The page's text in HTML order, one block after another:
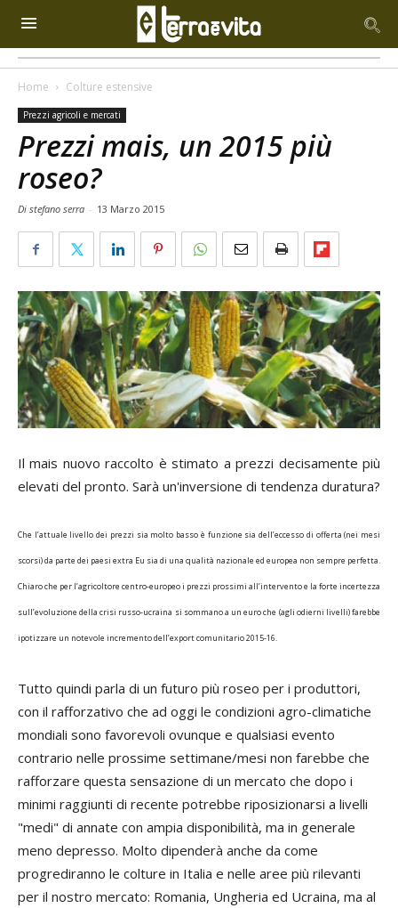
Home Colture estensive
Prezzi agricoli e mercati
Prezzi mais, un 2015 più
roseo?
Di stefano serra - 13 Marzo 2015
Il mais nuovo raccolto è stimato a prezzi decisamente più
elevati del pronto. Sarà un'inversione di tendenza duratura?
Che l’attuale livello dei prezzi sia molto basso è funzione sia dell’eccesso di offerta (nei mesi
scorsi) da parte dei paesi extra Eu sia di una qualità nazionale ed europea non sempre perfetta.
Chiaro che per l’agricoltore centro-europeo i prezzi prossimi all’intervento e la forte incertezza
sull’evoluzione della crisi russo-ucraina si sommano a un euro che (agli odierni livelli) farebbe
ipotizzare un notevole incremento dell’export comunitario 2015-16.
Tutto quindi parla di un futuro più roseo per i produttori,
con il rafforzativo che ad oggi le condizioni agro-climatiche
mondiali sono favorevoli ovunque e qualsiasi evento
contrario nelle prossime settimane/mesi non farebbe che
rafforzare questa sensazione di un mercato che dopo i
minimi raggiunti di recente potrebbe riposizionarsi a livelli
"medi" di annate con ampia disponibilità, ma in generale
meno depresso. Molto dipenderà anche da come
progrediranno le colture in Italia e nelle aree più rilevanti
per il nostro mercato: Romania, Ungheria ed Ucraina, ma al